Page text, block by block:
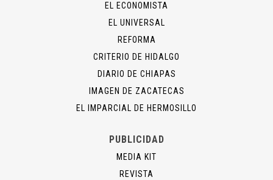
EL ECONOMISTA
EL UNIVERSAL
REFORMA
CRITERIO DE HIDALGO
DIARIO DE CHIAPAS
IMAGEN DE ZACATECAS
EL IMPARCIAL DE HERMOSILLO
PUBLICIDAD
MEDIA KIT
REVISTA